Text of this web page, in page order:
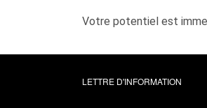
Votre potentiel est
LETTRE D'INFORMATION